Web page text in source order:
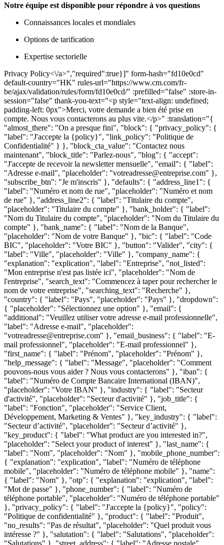
Notre équipe est disponible pour répondre à vos questions
Connaissances locales et mondiales
Options de tarification
Expertise sectorielle
Privacy Policy<\/a>","required":true}]" form-hash="fd10e0cd" default-country="HK" rules-url="https://www.cm.com/fr-be/ajax/validation/rules/form/fd10e0cd/" :prefilled="false" :store-in-session="false" thank-you-text="<p style="text-align: undefined; padding-left: 0px">Merci, votre demande a bien été prise en compte. Nous vous contacterons au plus vite.</p>" :translation="{ "almost_there": "On a presque fini", "block": { "privacy_policy": { "label": "J'accepte la {policy}", "link_policy": "Politique de Confidentialité" } }, "block_cta_value": "Contactez nous maintenant", "block_title": "Parlez-nous", "blog": { "accept": "J'accepte de recevoir la newsletter mensuelle", "email": { "label": "Adresse e-mail", "placeholder": "votreadresse@entreprise.com" }, "subscribe_btn": "Je m'inscris" }, "defaults": { "address_line1": { "label": "Numéro et nom de rue", "placeholder": "Numéro et nom de rue" }, "address_line2": { "label": "Titulaire du compte", "placeholder": "Titulaire du compte" }, "bank_holder": { "label": "Nom du Titulaire du compte", "placeholder": "Nom du Titulaire du compte" }, "bank_name": { "label": "Nom de la Banque", "placeholder": "Nom de votre Banque" }, "bic": { "label": "Code BIC", "placeholder": "Votre BIC" }, "button": "Valider", "city": { "label": "Ville", "placeholder": "Ville" }, "company_name": { "explanation": "explication", "label": "Entreprise", "not_listed": "Mon entreprise n'est pas listée ici", "placeholder": "Nom de l'entreprise", "search_text": "Commencez à taper pour rechercher le nom de votre entreprise", "searching_text": "Recherche" }, "country": { "label": "Pays", "placeholder": "Pays" }, "dropdown": { "placeholder": "Sélectionnez une option" }, "email": { "additional": "Veuillez utiliser votre adresse e-mail professionnelle", "label": "Adresse e-mail", "placeholder": "votreadresse@entreprise.com" }, "email_business": { "label": "E-mail professionnel", "placeholder": "E-mail professionnel" }, "first_name": { "label": "Prénom", "placeholder": "Prénom" }, "help_message": { "label": "Message", "placeholder": "Comment pouvons-nous vous aider ? Nous vous contacterons" }, "iban": { "label": "Numéro de Compte Bancaire International (IBAN)", "placeholder": "Votre IBAN" }, "industry": { "label": "Secteur d'activité", "placeholder": "Secteur d'activité" }, "job_title": { "label": "Fonction", "placeholder": "Service Client, Développement, Marketing & Ventes" }, "key_industry": { "label": "Secteur d’activité", "placeholder": "Secteur d’activité" }, "key_product": { "label": "What product are you interested in?", "placeholder": "Select your product of interest" }, "last_name": { "label": "Nom", "placeholder": "Nom" }, "mobile_phone_number": { "explanation": "explication", "label": "Numéro de téléphone mobile", "placeholder": "Numéro de téléphone mobile" }, "name": { "label": "Nom" }, "otp": { "explanation": "explication", "label": "Mot de passe" }, "phone_number": { "label": "Numéro de téléphone portable", "placeholder": "Numéro de téléphone portable" }, "privacy_policy": { "label": "J'accepte la {policy}", "policy": "Politique de confidentialité" }, "product": { "label": "Produit", "no_results": "Pas de résultat", "placeholder": "Quel produit vous intéresse ?" }, "salutation": { "label": "Salutations", "placeholder": "Salutations" }, "street_address": { "label": "Adresse postale", "placeholder": "Adresse postale" }, "sub_area_1": { "label": "Département", "placeholder": "Département" }, "sub_area_2": { "label": "Sub-area line 2", "placeholder": "Sub-area line 2" }, "terms": { "privacy": { "label": "J'accepte les {terms} et {policy}" } }, "terms_policy": { "policy": "Termes et Conditions" }, "thank-you": "<p>Merci pour votre inscription!</p>", "zip_code": { "label": "Code postal", "placeholder": "Code postal" } }, "hang_in_there": "Un moment de plus s'il vous plait", "logged_in_title": "Bonjour {name}!", "option": { "key_industry": { "industry_charities": "Associations Caritatives", "industry_financial_services": "Banques & Assurances", "industry_government_education": "Gouvernement et Education", "industry_healthcare": "Santé", "industry_leisure_travel": "Tourisme & Loisirs", "industry_logistics_transport": "Logistique & Livraison", "industry_professional_services": "Services aux Entreprises", "industry_retaile_commerce": "Retail & E-commerce", "industry_technology_media": "Technologie & Médias", "industry_utilities_telco": "Energie & Télécommunications", "no_key_industry": "Pas d'industrie clé" }, "key_product": { "caic": "Conversational AI Cloud", "channels": "Other Channels", "halo": "HALO", "mmc": "Mobile Marketing Cloud", "msc": "Mobile Service Cloud", "other": "Other", "otp": "One Time Password", "payments": "Payments", "sign": "Sign", "sms": "SMS", "ticketing": "Ticketing", "voice": "Voice", "whatsapp": "WhatsApp" } }, "prefilled": "Ce formulaire est pré-rempli à l'aide des informations disponibles sur votre profil CM.com.", "preparing_account": "Configurer votre compte", "product": { "groups": { "communication_channels": "Plateforme de Communication", "other_products": "Autres produits", "payments": "Plateforme de Paiements", "solutions": "Logiciels SaaS" } }, "register": { "call_otp": "Renvoyer", "company": { "label": "Entreprise", "placeholder": "Nom de l'entreprise" }, "contact_support": "Contacter le Support", "contact_support_question": "En m'inscrivant sur la plateforme de CM.com, je reçois le message d'erreur suivant : {erreur}.", "continue": "Continuer", "email": { "change": "<a href=https://www.cm.com/"{url}/">changer", "resend_otp": "Renvoyer", "resend_otp_text": "N'avez-vous pas reçu d'email ? Merci de vérifier votre spam ou bien cliquer 'Renvoyez'", "verify_description": "Bonjour {name},<br>Merci d'entrer le code depuis l'email que nous vous avons envoyé à cette addresse<br><br>{email}", "verify_title": "Vous avez un email." }, "error_body": "Merci de réessayer. Si vous continuez à voir ce message, cliquez sur 'Contacter le Support', notre équipe support est là pour vous aider", "error_code": "Code erreur:", "error_title": "Impossible de traiter la demande", "has_account": "Vous avez déjà un compte ?", "logged_in_body": "Il semble que vous possédez déjà un compte CM. Vous allez être automatiquement dirigé vers {redirectTo} dans quelques instants", "logged_in_body_to_app": "l’App {app}", "logged_in_body_to_platform": "Plateforme CM", "phone": { "popover": "Nous allons envoyer un mot de passe sur votre mobile.<br>Vous pouvez changer ce code depuis vos paramètres sur votre espace CM.com", "resend_otp_text": "Vous n'avez pas reçu le mot de passe ? Cliquez sur 'Renvoyer'", "send_voice_otp": "Nous allons vous envoyer le mot de passe via un appel téléphonique" }, "reseller": { "thanks_body_to": "finalisez la création de votre compte" }, "resend_otp": "Renvoyer", "send_otp": "Envoyer", "sending_otp": "Envoi", "sign_in": "Se connecter", "thanks_body": "Vous avez bien créé un compte CM. Vous allez être automatiquement dirigé vers <a href=https://www.cm.com/"{redirectToUrl}/" rel=\"noopener\">{redirectTo}</a> dans quelques instants", "thanks_body_to_app": "l’App {app}", "thanks_body_to_platform": "Plateforme CM", "thanks_title": "Merci", "title": "Découvrez les possibilités offertes par la Plateforme de Relation Client Omnicanale CM.com", "title_app": "Commencer à utiliser {app}", "try_again": "Réessayer", "verify_description": "Entrez votre numéro de mobile pour recevoir le mot de passe", "verify_otp": "Vérifier", "verify_title": "Vérifiez votre numéro de mobile" }, "sending": "Patientez s'il vous plaît", "submit_failed": "Un problème a eu lieu, merci